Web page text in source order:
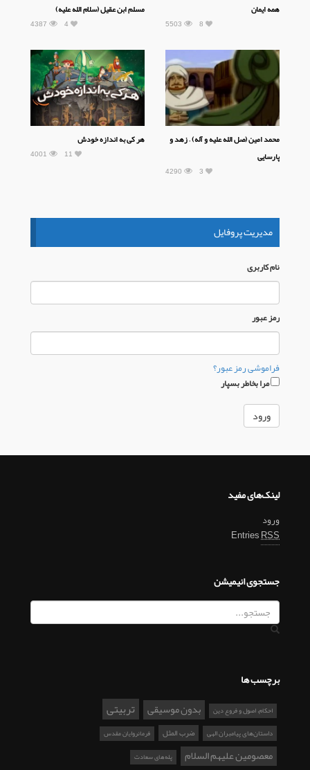
همه ایمان
5503 8
مسلم ابن عقیل (سلام الله علیه)
4387 4
محمد امین (صل الله علیه و آله) – زهد و
پارسایی
4290 3
هر کی به اندازه خودش
4001 11
مدیریت پروفایل
نام كاربری
رمز عبور
فراموشی رمز عبور؟
مرا بخاطر بسپار
لینک‌های مفید
ورود
EntriesRSS
جستجوی انیمیشن
برچسب ها
احکام، اصول و فروع دین بدون موسیقی تربیتی
داستان‌های پیامبران الهی ضرب المثل فرمانروایان مقدس
معصومین علیهم السلام پله‌های سعادت